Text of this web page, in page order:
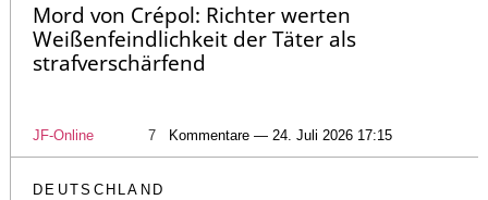
Mord von Crépol: Richter werten
Weißenfeindlichkeit der Täter als
strafverschärfend
JF-Online 7 Kommentare — 24. Juli 2026 17:15
DEUTSCHLAND